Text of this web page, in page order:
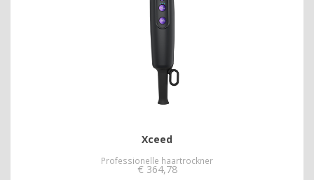
Xceed
Professionelle haartrockner
€ 364,78